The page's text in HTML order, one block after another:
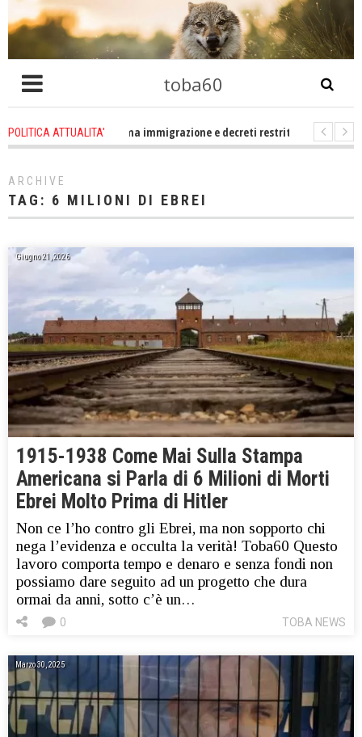
toba60
POLITICA ATTUALITA'
Altro che problema immigrazione e decreti restrittivi della libertà
ARCHIVE
TAG: 6 MILIONI DI EBREI
Giugno 21, 2026
1915-1938 Come Mai Sulla Stampa
Americana si Parla di 6 Milioni di Morti
Ebrei Molto Prima di Hitler
Non ce l’ho contro gli Ebrei, ma non sopporto chi
nega l’evidenza e occulta la verità! Toba60 Questo
lavoro comporta tempo e denaro e senza fondi non
possiamo dare seguito ad un progetto che dura
ormai da anni, sotto c’è un…
TOBA NEWS
0
Marzo 30, 2025